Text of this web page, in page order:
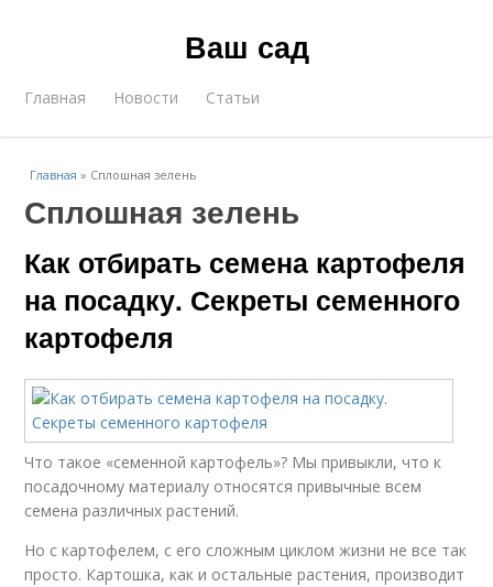
Ваш сад
Главная Новости Статьи
Главная » Сплошная зелень
Сплошная зелень
Как отбирать семена картофеля
на посадку. Секреты семенного
картофеля
Что такое «семенной картофель»? Мы привыкли, что к
посадочному материалу относятся привычные всем
семена различных растений.
Но с картофелем, с его сложным циклом жизни не все так
просто. Картошка, как и остальные растения, производит